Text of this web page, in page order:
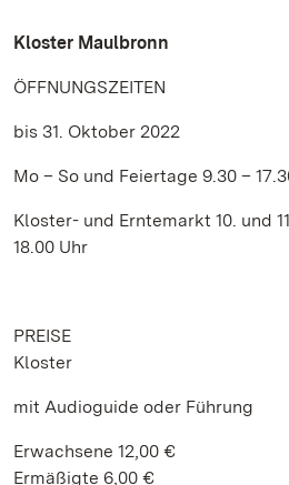
Kloster Maulbronn
ÖFFNUNGSZEITEN
bis 31. Oktober 2022
Mo – So und Feiertage 9.30 –
Kloster- und Erntemarkt 10. und
18.00 Uhr
PREISE
Kloster
mit Audioguide oder Führung
Erwachsene 12,00 €
Ermäßigte 6,00 €